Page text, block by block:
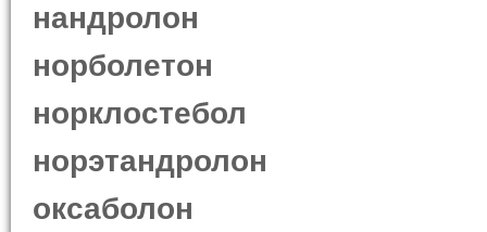
нандролон
норболетон
норклостебол
норэтандролон
оксаболон